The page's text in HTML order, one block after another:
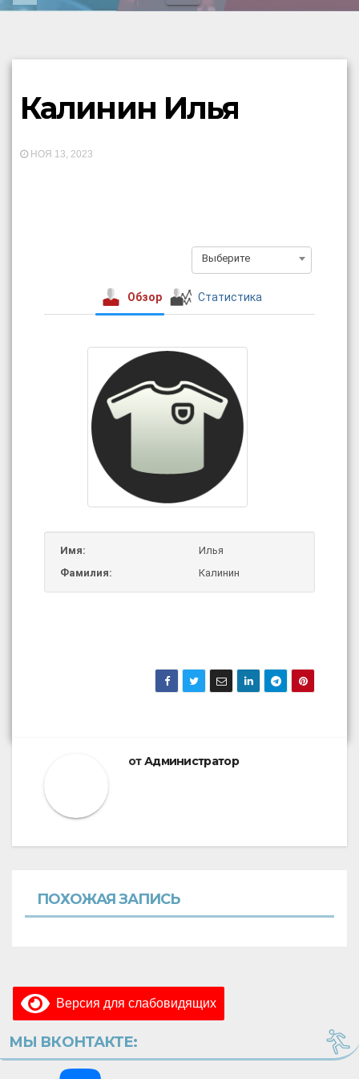
Калинин Илья
НОЯ 13, 2023
Выберите
Обзор Статистика
Имя:
Илья
Фамилия:
Калинин
отАдминистратор
ПОХОЖАЯ ЗАПИСЬ
Версия для слабовидящих
МЫ ВКОНТАКТЕ: